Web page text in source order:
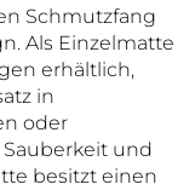
Schmutzfang
Als Einzelmatte
erhältlich,
in
oder
und
besitzt einen